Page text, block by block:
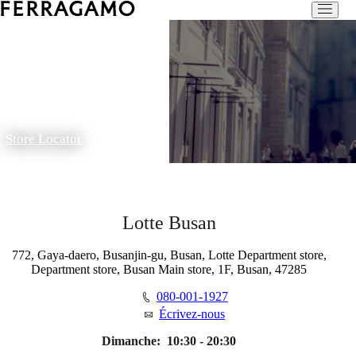
Store Locator
Lotte Busan
772, Gaya-daero, Busanjin-gu, Busan, Lotte Department store,
Department store, Busan Main store, 1F, Busan, 47285
080-001-1927
Écrivez-nous
Dimanche: 10:30 - 20:30